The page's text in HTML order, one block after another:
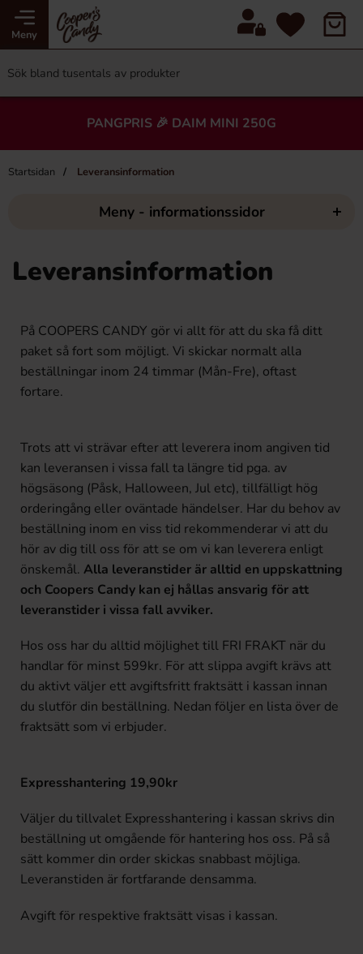
Meny
PANGPRIS 🎉 DAIM MINI 250G
Startsidan Leveransinformation
Meny - informationssidor
Leveransinformation
På COOPERS CANDY gör vi allt för att du ska få ditt
paket så fort som möjligt. Vi skickar normalt alla
beställningar inom 24 timmar (Mån-Fre), oftast
fortare.
Trots att vi strävar efter att leverera inom angiven tid
kan leveransen i vissa fall ta längre tid pga. av
högsäsong (Påsk, Halloween, Jul etc), tillfälligt hög
orderingång eller oväntade händelser. Har du behov av
beställning inom en viss tid rekommenderar vi att du
hör av dig till oss för att se om vi kan leverera enligt
önskemål. Alla leveranstider är alltid en uppskattning
och Coopers Candy kan ej hållas ansvarig för att
leveranstider i vissa fall avviker.
Hos oss har du alltid möjlighet till FRI FRAKT när du
handlar för minst 599kr. För att slippa avgift krävs att
du aktivt väljer ett avgiftsfritt fraktsätt i kassan innan
du slutför din beställning. Nedan följer en lista över de
fraktsätt som vi erbjuder.
Expresshantering 19,90kr
Väljer du tillvalet Expresshantering i kassan skrivs din
beställning ut omgående för hantering hos oss. På så
sätt kommer din order skickas snabbast möjliga.
Leveranstiden är fortfarande densamma.
Avgift för respektive fraktsätt visas i kassan.